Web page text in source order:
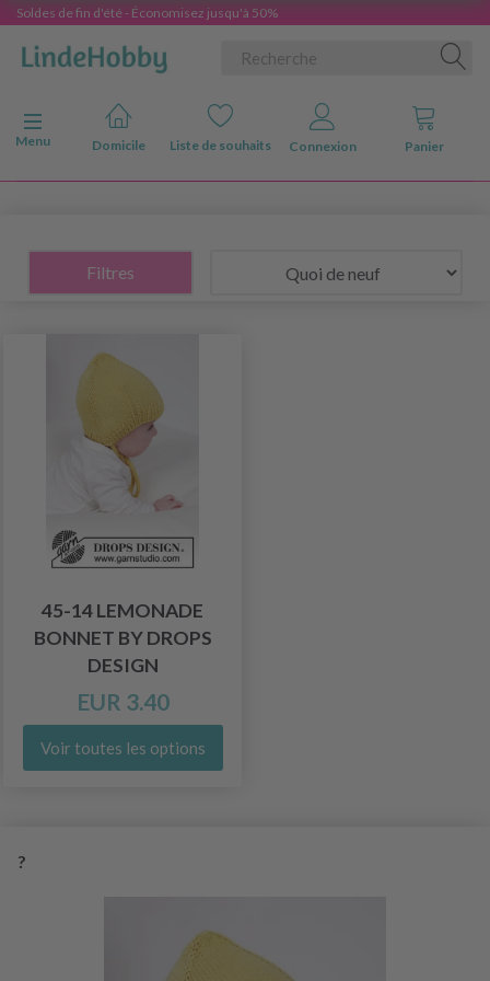
Soldes de fin d'été - Économisez jusqu'à 50%
Basculer la navigation
Menu
Domicile Liste de souhaits Connexion Panier
Filtres
45-14 LEMONADE
BONNET BY DROPS
DESIGN
EUR 3.40
Voir toutes les options
?